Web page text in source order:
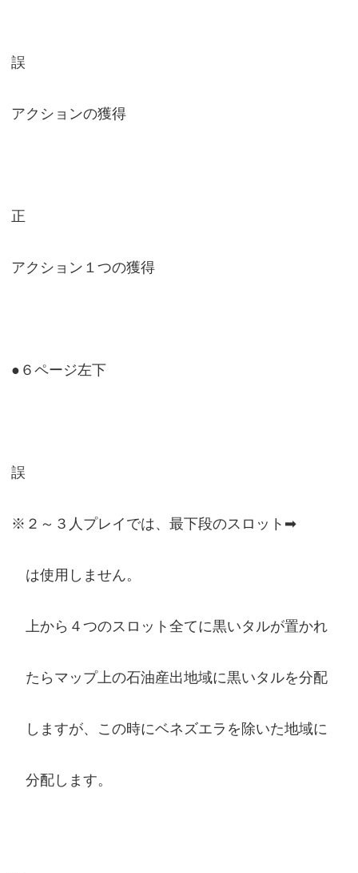
誤
アクションの獲得
正
アクション１つの獲得
●６ページ左下
誤
※２～３人プレイでは、最下段のスロット➡
は使用しません。
上から４つのスロット全てに黒いタルが置かれ
たらマップ上の石油産出地域に黒いタルを分配
しますが、この時にベネズエラを除いた地域に
分配します。